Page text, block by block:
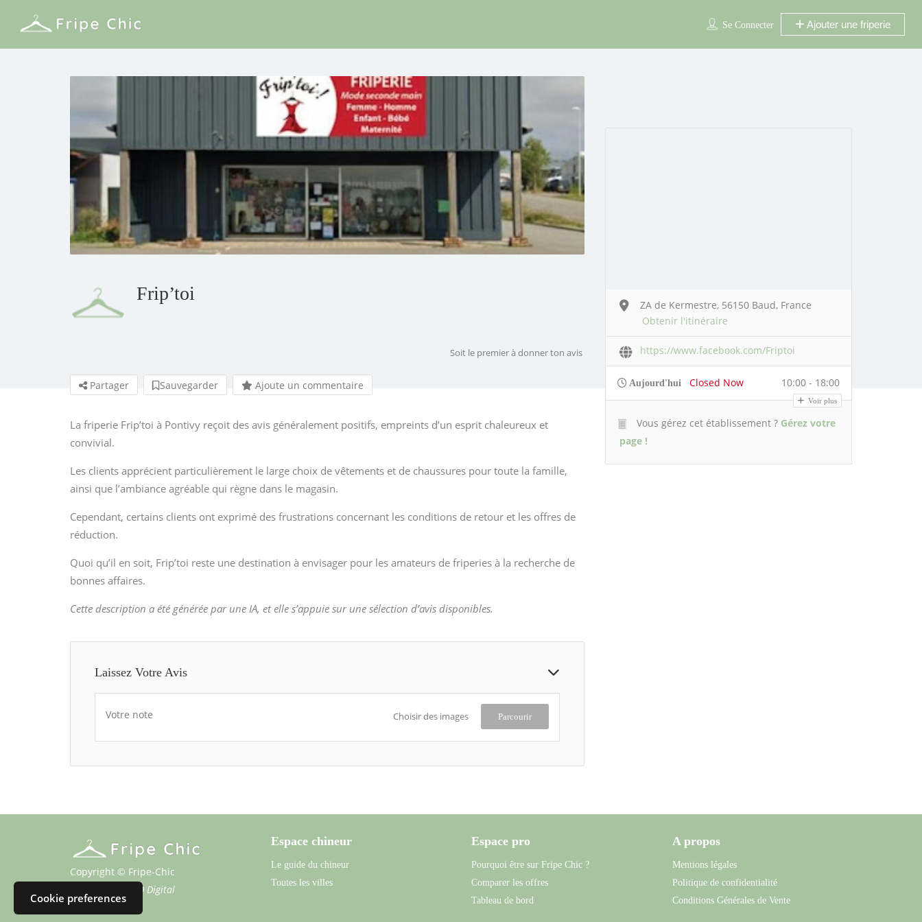
Cookie preferences
Se Connecter Ajouter une friperie
Frip’toi
Soit le premier à donner ton avis
Partager Sauvegarder Ajoute un commentaire
La friperie Frip’toi à Pontivy reçoit des avis généralement positifs, empreints d’un esprit chaleureux et
convivial.
Les clients apprécient particulièrement le large choix de vêtements et de chaussures pour toute la famille,
ainsi que l’ambiance agréable qui règne dans le magasin.
Cependant, certains clients ont exprimé des frustrations concernant les conditions de retour et les offres de
réduction.
Quoi qu’il en soit, Frip’toi reste une destination à envisager pour les amateurs de friperies à la recherche de
bonnes affaires.
Cette description a été générée par une IA, et elle s’appuie sur une sélection d’avis disponibles.
Laissez Votre Avis
Votre note Choisir des images Parcourir
ZA de Kermestre, 56150 Baud, France
Obtenir l'itinéraire
https://www.facebook.com/Friptoi
Aujourd'hui Closed Now 10:00 - 18:00
Voir plus
Vous gérez cet établissement ? Gérez votre
page !
Copyright © Fripe-Chic
SFD Digital
Espace chineur
Le guide du chineur
Toutes les villes
Espace pro
Pourquoi être sur Fripe Chic ?
Comparer les offres
Tableau de bord
A propos
Mentions légales
Politique de confidentialité
Conditions Générales de Vente